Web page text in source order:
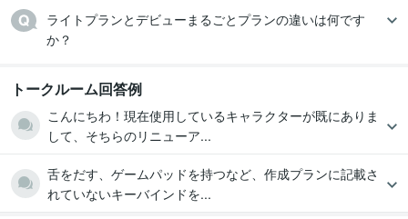
ライトプランとデビューまるごとプランの違いは何です
か？
トークルーム回答例
こんにちわ！現在使用しているキャラクターが既にありま
して、そちらのリニューア...
舌をだす、ゲームパッドを持つなど、作成プランに記載さ
れていないキーバインドを...